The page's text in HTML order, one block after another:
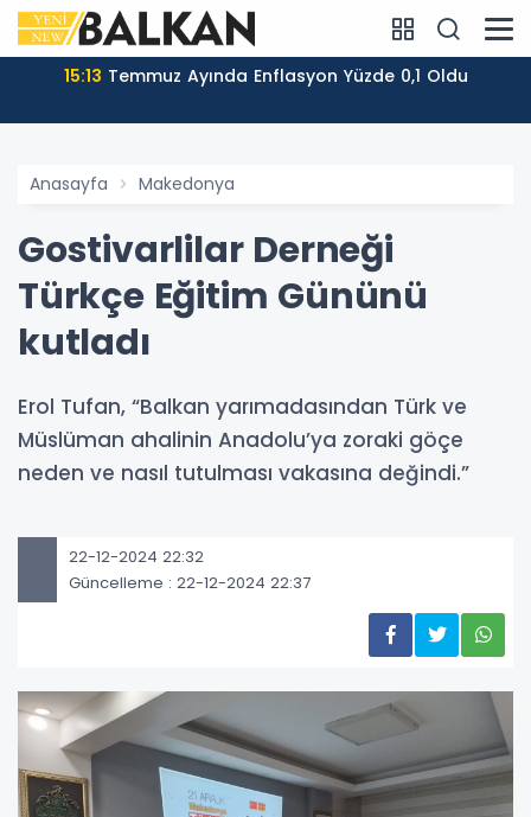
15:13 Temmuz Ayında Enflasyon Yüzde 0,1 Oldu
Anasayfa Makedonya
Gostivarlilar Derneği
Türkçe Eğitim Gününü
kutladı
Erol Tufan, “Balkan yarımadasından Türk ve
Müslüman ahalinin Anadolu’ya zoraki göçe
neden ve nasıl tutulması vakasına değindi.”
22-12-2024 22:32
Güncelleme : 22-12-2024 22:37